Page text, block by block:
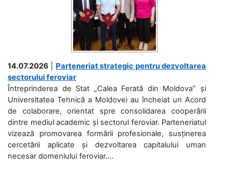
14.07.2026
Parteneriat strategic pentru dezvoltarea
sectorului feroviar
Întreprinderea de Stat „Calea Ferată din Moldova” și
Universitatea Tehnică a Moldovei au încheiat un Acord
de colaborare, orientat spre consolidarea cooperării
dintre mediul academic și sectorul feroviar. Parteneriatul
vizează promovarea formării profesionale, susținerea
cercetării aplicate și dezvoltarea capitalului uman
necesar domeniului feroviar....